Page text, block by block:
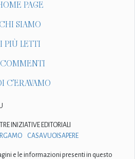
PAGE
CHI SIAMO
I PIÙ LETTI
C'ERAVAMO
INIZIATIVE EDITORIALI
CASAVUOISAPERE
e le informazioni presenti in questo